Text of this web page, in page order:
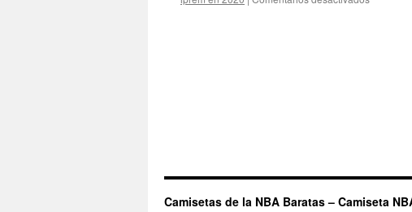
Camisetas de la NBA Baratas – Camiseta